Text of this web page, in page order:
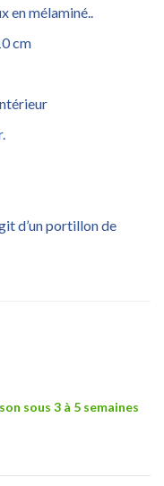
en mélaminé..
cm
d’un portillon de
sous 3 à 5 semaines